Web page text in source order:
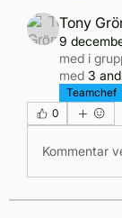
Tony
9
med i
med 3
Teamchef
0
Kommentar